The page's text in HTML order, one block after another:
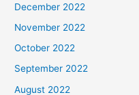
December 2022
November 2022
October 2022
September 2022
August 2022